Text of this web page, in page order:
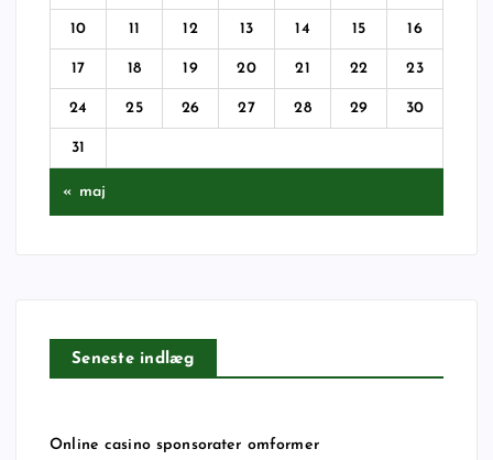
10 11 12 13 14 15 16
17 18 19 20 21 22 23
24 25 26 27 28 29 30
31
« maj
Seneste indlæg
Online casino sponsorater omformer